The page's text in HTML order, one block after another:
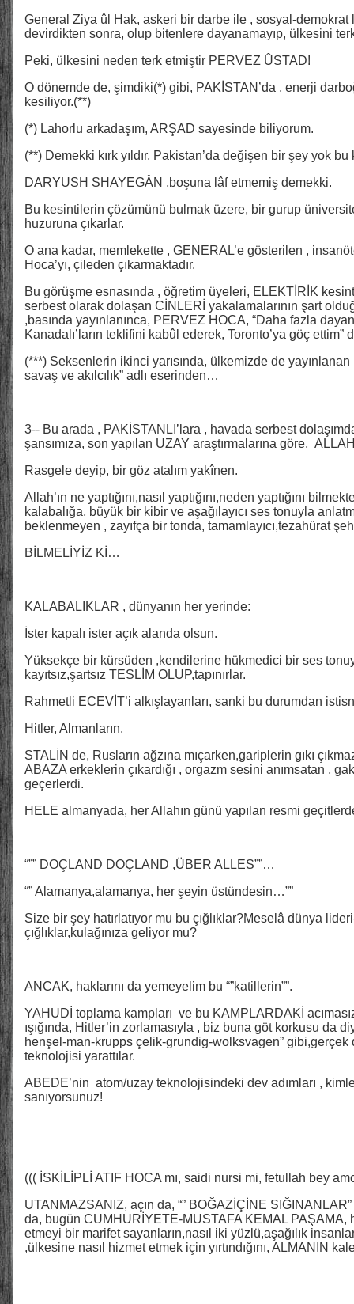
General Ziya ûl Hak, askeri bir darbe ile , sosyal-demokrat
devirdikten sonra, olup bitenlere dayanamayıp, ülkesini
Peki, ülkesini neden terk etmiştir PERVEZ ÛSTAD!
O dönemde de, şimdiki(*) gibi, PAKİSTAN’da , enerji
kesiliyor.(**)
(*) Lahorlu arkadaşım, ARŞAD sayesinde biliyorum.
(**) Demekki kırk yıldır, Pakistan’da değişen bir şey yok bu
DARYUSH SHAYEGÂN ,boşuna lâf etmemiş demekki.
Bu kesintilerin çözümünü bulmak üzere, bir gurup
huzuruna çıkarlar.
O ana kadar, memlekette , GENERAL’e gösterilen ,
Hoca’yı, çileden çıkarmaktadır.
Bu görüşme esnasında , öğretim üyeleri, ELEKTİRİK
serbest olarak dolaşan CİNLERİ yakalamalarının şart
,basında yayınlanınca, PERVEZ HOCA, “Daha fazla
Kanadalı’ların teklifini kabûl ederek, Toronto’ya göç ettim”
(***) Seksenlerin ikinci yarısında, ülkemizde de yayınlanan
savaş ve akılcılık” adlı eserinden…
3-- Bu arada , PAKİSTANLI’lara , havada serbest
şansımıza, son yapılan UZAY araştırmalarına göre,
Rasgele deyip, bir göz atalım yakînen.
Allah’ın ne yaptığını,nasıl yaptığını,neden yaptığını
kalabalığa, büyük bir kibir ve aşağılayıcı ses tonuyla
beklenmeyen , zayıfça bir tonda, tamamlayıcı,tezahürat
BİLMELİYİZ Kİ…
KALABALIKLAR , dünyanın her yerinde:
İster kapalı ister açık alanda olsun.
Yüksekçe bir kürsüden ,kendilerine hükmedici bir ses
kayıtsız,şartsız TESLİM OLUP,tapınırlar.
Rahmetli ECEVİT’i alkışlayanları, sanki bu durumdan
Hitler, Almanların.
STALİN de, Rusların ağzına mıçarken,gariplerin gıkı
ABAZA erkeklerin çıkardığı , orgazm sesini anımsatan ,
geçerlerdi.
HELE almanyada, her Allahın günü yapılan resmi
“”” DOÇLAND DOÇLAND ,ÜBER ALLES””…
“” Alamanya,alamanya, her şeyin üstündesin…””
Size bir şey hatırlatıyor mu bu çığlıklar?Meselâ dünya
çığlıklar,kulağınıza geliyor mu?
ANCAK, haklarını da yemeyelim bu “”katillerin””.
YAHUDİ toplama kampları ve bu KAMPLARDAKİ
ışığında, Hitler’in zorlamasıyla , biz buna göt korkusu da
henşel-man-krupps çelik-grundig-wolksvagen”
teknolojisi yarattılar.
ABEDE’nin atom/uzay teknolojisindeki dev adımları ,
sanıyorsunuz!
((( İSKİLİPLİ ATIF HOCA mı, saidi nursi mi, fetullah bey
UTANMAZSANIZ, açın da, “” BOĞAZİÇİNE
da, bugün CUMHURİYETE-MUSTAFA KEMAL PAŞAMA,
etmeyi bir marifet sayanların,nasıl iki yüzlü,aşağılık
,ülkesine nasıl hizmet etmek için yırtındığını, ALMANIN